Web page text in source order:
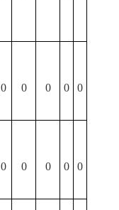
0 0 0 0 0
0 0 0 0 0